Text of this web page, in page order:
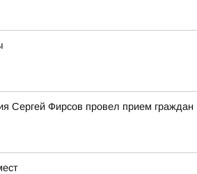
Сергей Фирсов провел прием